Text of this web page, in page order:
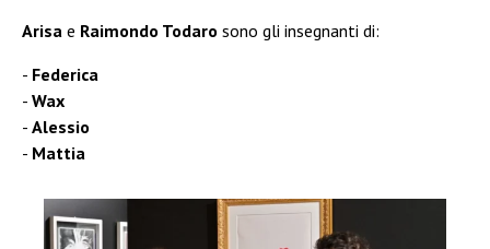
Arisa e Raimondo Todaro sono gli insegnanti di:
Federica
Wax
Alessio
Mattia